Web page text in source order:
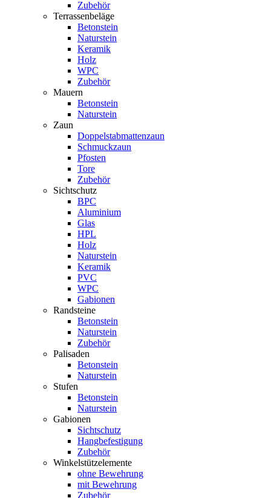
Zubehör
Terrassenbeläge
Betonstein
Naturstein
Keramik
Holz
WPC
Zubehör
Mauern
Betonstein
Naturstein
Zaun
Doppelstabmattenzaun
Schmuckzaun
Pfosten
Tore
Zubehör
Sichtschutz
BPC
Aluminium
Glas
HPL
Holz
Naturstein
Keramik
PVC
WPC
Gabionen
Randsteine
Betonstein
Naturstein
Zubehör
Palisaden
Betonstein
Naturstein
Stufen
Betonstein
Naturstein
Gabionen
Sichtschutz
Hangbefestigung
Zubehör
Winkelstützelemente
ohne Bewehrung
mit Bewehrung
Zubehör